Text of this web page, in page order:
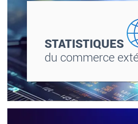
STATISTIQUES
du commerce